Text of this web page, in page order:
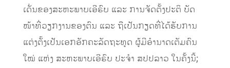
ເດັ່ນຂອງສະຫະພາບເອີຣົບ ແລະ ການຈັດຕັ້ງປະຕິ ບັດ
ໜ້າທີ່ວຽກງານຂອງຕົນ ແລະ ຖືເປັນກຽດທີ່ໄດ້ຮັບການ
ແຕ່ງຕັ້ງເປັນເອກອັກຄະລັດຖະທູດ ຜູ້ມີອຳນາດເຕັມຄົນ
ໃໝ່ ແຫ່ງ ສະຫະພາບເອີຣົບ ປະຈຳ ສປປລາວ ໃນຄັ້ງນີ້;